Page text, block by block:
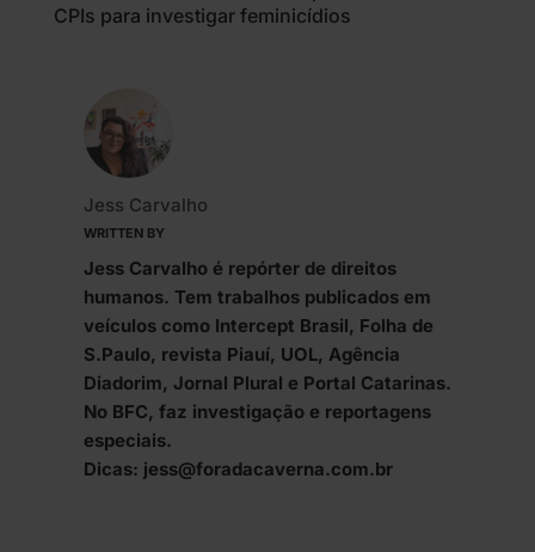
CPIs para investigar feminicídios
WRITTEN BY
Jess Carvalho
Jess Carvalho é repórter de direitos
humanos. Tem trabalhos publicados em
veículos como Intercept Brasil, Folha de
S.Paulo, revista Piauí, UOL, Agência
Diadorim, Jornal Plural e Portal Catarinas.
No BFC, faz investigação e reportagens
especiais.
Dicas: jess@foradacaverna.com.br